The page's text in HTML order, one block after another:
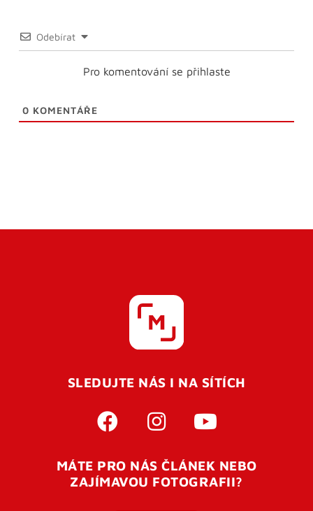
Odebírat
Pro komentování se přihlaste
0 KOMENTÁŘE
SLEDUJTE NÁS I NA SÍTÍCH
MÁTE PRO NÁS ČLÁNEK NEBO
ZAJÍMAVOU FOTOGRAFII?